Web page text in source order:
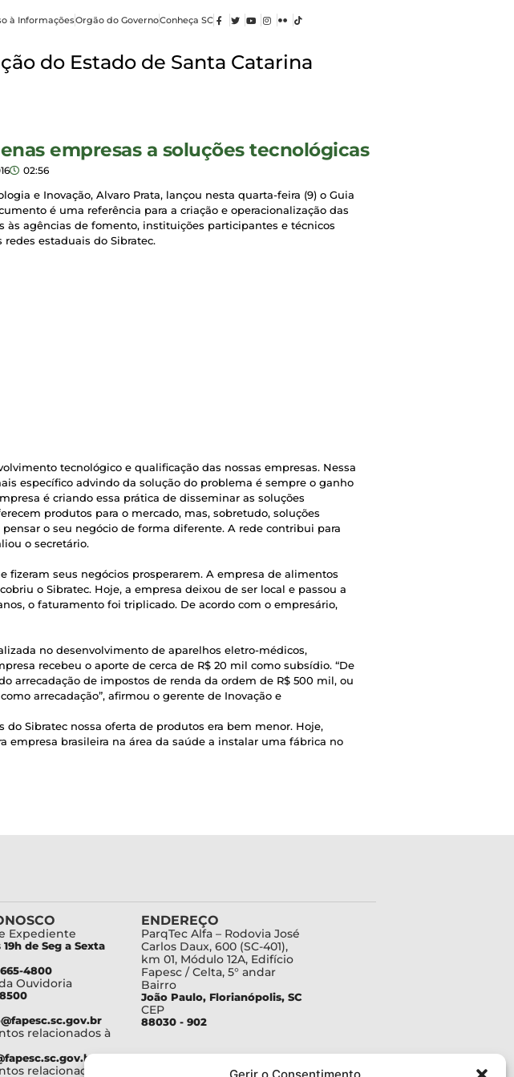
à InformaçõesOrgão do GovernoConheça SC
do Estado de Santa Catarina
empresas a soluções tecnológicas
02:56
e Inovação, Alvaro Prata, lançou nesta quarta-feira (9) o Guia
é uma referência para a criação e operacionalização das
às agências de fomento, instituições participantes e técnicos
estaduais do Sibratec.
tecnológico e qualificação das nossas empresas. Nessa
específico advindo da solução do problema é sempre o ganho
é criando essa prática de disseminar as soluções
produtos para o mercado, mas, sobretudo, soluções
o seu negócio de forma diferente. A rede contribui para
o secretário.
fizeram seus negócios prosperarem. A empresa de alimentos
o Sibratec. Hoje, a empresa deixou de ser local e passou a
o faturamento foi triplicado. De acordo com o empresário,
no desenvolvimento de aparelhos eletro-médicos,
recebeu o aporte de cerca de R$ 20 mil como subsídio. “De
arrecadação de impostos de renda da ordem de R$ 500 mil, ou
arrecadação”, afirmou o gerente de Inovação e
Sibratec nossa oferta de produtos era bem menor. Hoje,
empresa brasileira na área da saúde a instalar uma fábrica no
Expediente
19h de Seg a Sexta
4800
Ouvidoria
relacionados à
relacionados à
ENDEREÇO
ParqTec Alfa – Rodovia José
Carlos Daux, 600 (SC-401),
km 01, Módulo 12A, Edifício
Fapesc / Celta, 5° andar
Bairro
João Paulo, Florianópolis, SC
CEP
88030 - 902